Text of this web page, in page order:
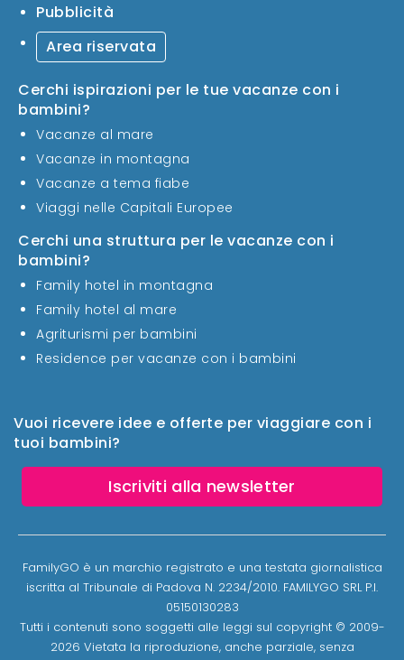
Vuoi ricevere idee e offerte per viaggiare con i
tuoi bambini?
Iscriviti alla newsletter
Pubblicità
Area riservata
Cerchi ispirazioni per le tue vacanze con i
bambini?
Vacanze al mare
Vacanze in montagna
Vacanze a tema fiabe
Viaggi nelle Capitali Europee
Cerchi una struttura per le vacanze con i
bambini?
Family hotel in montagna
Family hotel al mare
Agriturismi per bambini
Residence per vacanze con i bambini
FamilyGO è un marchio registrato e una testata giornalistica
iscritta al Tribunale di Padova N. 2234/2010. FAMILYGO SRL P.I.
05150130283
Tutti i contenuti sono soggetti alle leggi sul copyright © 2009-
2026 Vietata la riproduzione, anche parziale, senza